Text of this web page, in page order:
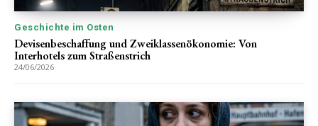
Geschichte im Osten
Devisenbeschaffung und Zweiklassenökonomie: Von
Interhotels zum Straßenstrich
24/06/2026